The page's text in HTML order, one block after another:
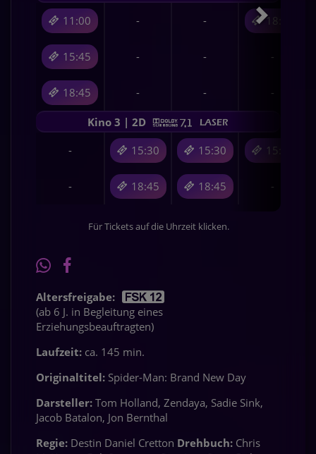
11:00 - - 18:00
15:45 - - -
18:45 - - -
- 15:30 15:30 15:15
- 18:45 18:45 -
Kino 3 | 2D
Für Tickets auf die Uhrzeit klicken.
Altersfreigabe:
(ab 6 J. in Begleitung eines
Erziehungsbeauftragten)
Laufzeit: ca. 145 min.
Originaltitel: Spider-Man: Brand New Day
Darsteller: Tom Holland, Zendaya, Sadie Sink,
Jacob Batalon, Jon Bernthal
Regie: Destin Daniel Cretton Drehbuch: Chris